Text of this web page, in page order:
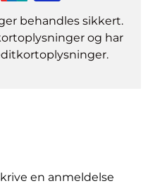
behandles sikkert.
og har
en anmeldelse